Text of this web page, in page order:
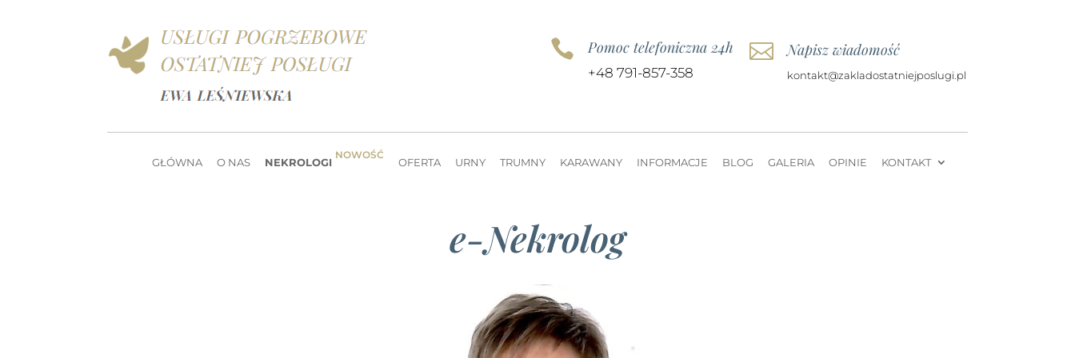
 Pomoc telefoniczna 24h
+48 791-857-358
 Napisz wiadomość
kontakt@zakladostatniejposlugi.pl
GŁÓWNA O NAS NEKROLOGI
NOWOŚĆ
OFERTA URNY TRUMNY KARAWANY INFORMACJE BLOG GALERIA OPINIE KONTAKT
e-Nekrolog